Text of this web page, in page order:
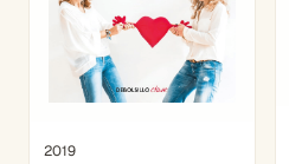
2019